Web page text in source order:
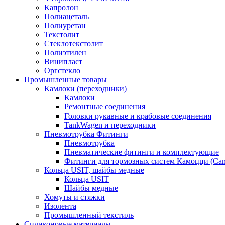
Капролон
Полиацеталь
Полиуретан
Текстолит
Стеклотекстолит
Полиэтилен
Винипласт
Оргстекло
Промышленные товары
Камлоки (переходники)
Камлоки
Ремонтные соединения
Головки рукавные и крабовые соединения
TankWagen и переходники
Пневмотрубка Фитинги
Пневмотрубка
Пневматические фитинги и комплектующие
Фитинги для тормозных систем Камоцци
Кольца USIT, шайбы медные
Кольца USIT
Шайбы медные
Хомуты и стяжки
Изолента
Промышленный текстиль